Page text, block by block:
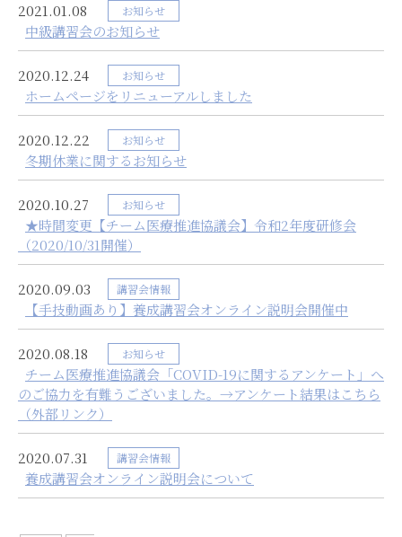
2021.01.08 お知らせ
中級講習会のお知らせ
2020.12.24 お知らせ
ホームページをリニューアルしました
2020.12.22 お知らせ
冬期休業に関するお知らせ
2020.10.27 お知らせ
★時間変更【チーム医療推進協議会】令和2年度研修会
（2020/10/31開催）
2020.09.03 講習会情報
【手技動画あり】養成講習会オンライン説明会開催中
2020.08.18 お知らせ
チーム医療推進協議会「COVID-19に関するアンケート」へ
のご協力を有難うございました。→アンケート結果はこちら
（外部リンク）
2020.07.31 講習会情報
養成講習会オンライン説明会について